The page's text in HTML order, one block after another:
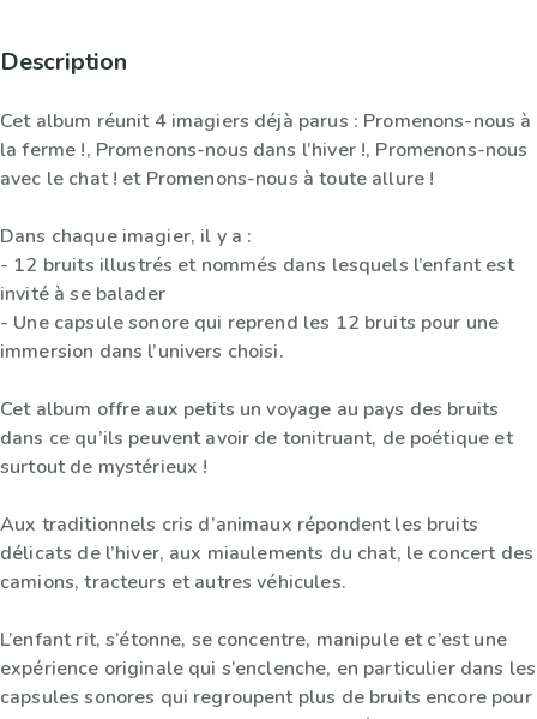
Description
Cet album réunit 4 imagiers déjà parus : Promenons-nous à
la ferme !, Promenons-nous dans l’hiver !, Promenons-nous
avec le chat ! et Promenons-nous à toute allure !
Dans chaque imagier, il y a :
- 12 bruits illustrés et nommés dans lesquels l’enfant est
invité à se balader
- Une capsule sonore qui reprend les 12 bruits pour une
immersion dans l’univers choisi.
Cet album offre aux petits un voyage au pays des bruits
dans ce qu’ils peuvent avoir de tonitruant, de poétique et
surtout de mystérieux !
Aux traditionnels cris d’animaux répondent les bruits
délicats de l’hiver, aux miaulements du chat, le concert des
camions, tracteurs et autres véhicules.
L’enfant rit, s’étonne, se concentre, manipule et c’est une
expérience originale qui s’enclenche, en particulier dans les
capsules sonores qui regroupent plus de bruits encore pour